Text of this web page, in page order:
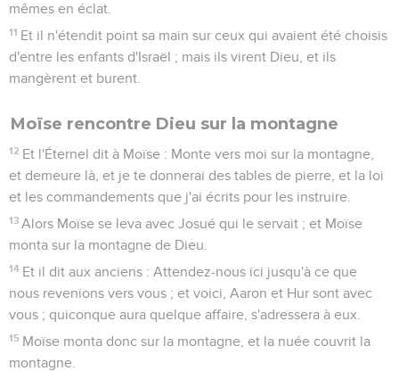
mêmes en éclat.
11 Et il n'étendit point sa main sur ceux qui avaient été choisis
d'entre les enfants d'Israël ; mais ils virent Dieu, et ils
mangèrent et burent.
Moïse rencontre Dieu sur la montagne
12 Et l'Éternel dit à Moïse : Monte vers moi sur la montagne,
et demeure là, et je te donnerai des tables de pierre, et la loi
et les commandements que j'ai écrits pour les instruire.
13 Alors Moïse se leva avec Josué qui le servait ; et Moïse
monta sur la montagne de Dieu.
14 Et il dit aux anciens : Attendez-nous ici jusqu'à ce que
nous revenions vers vous ; et voici, Aaron et Hur sont avec
vous ; quiconque aura quelque affaire, s'adressera à eux.
15 Moïse monta donc sur la montagne, et la nuée couvrit la
montagne.